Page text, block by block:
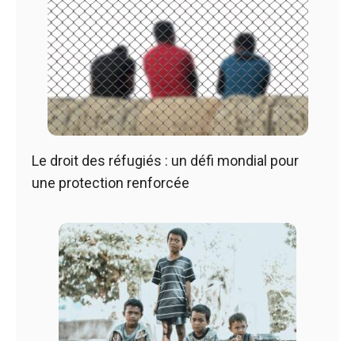
Le droit des réfugiés : un défi mondial pour
une protection renforcée